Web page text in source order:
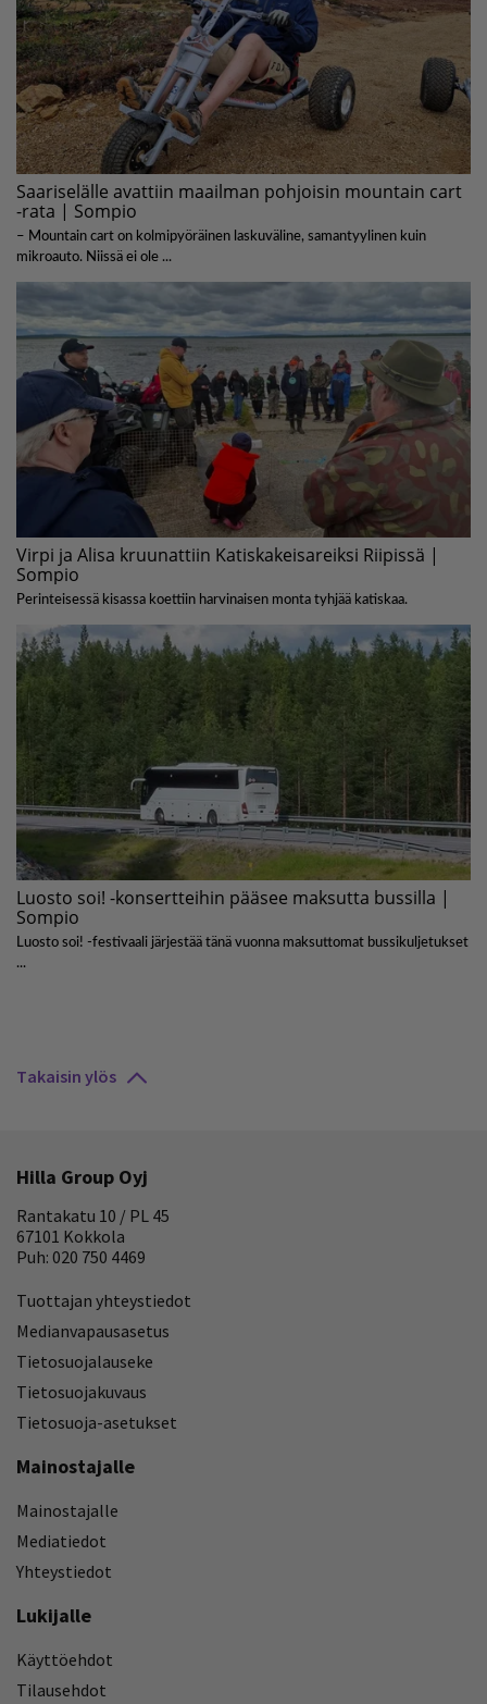
Takaisin ylös
Hilla Group Oyj
Rantakatu 10 / PL 45
67101 Kokkola
Puh: 020 750 4469
Tuottajan yhteystiedot
Medianvapausasetus
Tietosuojalauseke
Tietosuojakuvaus
Tietosuoja-asetukset
Mainostajalle
Mainostajalle
Mediatiedot
Yhteystiedot
Lukijalle
Käyttöehdot
Tilausehdot